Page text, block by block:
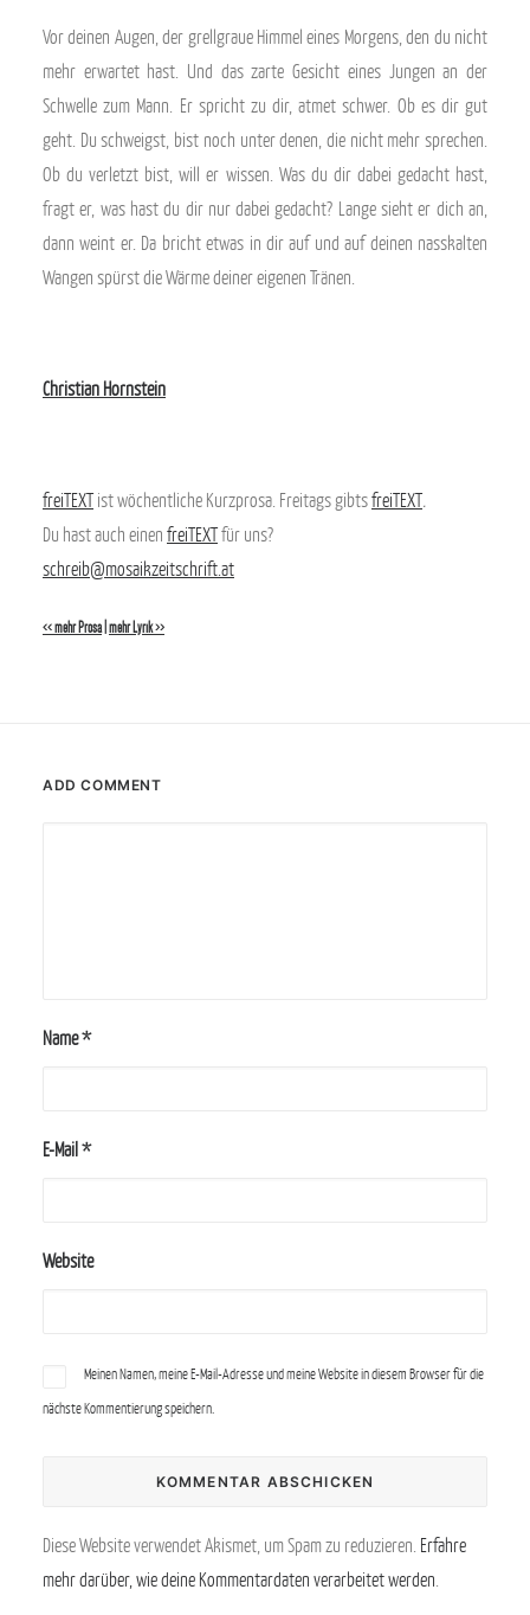
Vor deinen Augen, der grellgraue Himmel eines Morgens, den du nicht
mehr erwartet hast. Und das zarte Gesicht eines Jungen an der
Schwelle zum Mann. Er spricht zu dir, atmet schwer. Ob es dir gut
geht. Du schweigst, bist noch unter denen, die nicht mehr sprechen.
Ob du verletzt bist, will er wissen. Was du dir dabei gedacht hast,
fragt er, was hast du dir nur dabei gedacht? Lange sieht er dich an,
dann weint er. Da bricht etwas in dir auf und auf deinen nasskalten
Wangen spürst die Wärme deiner eigenen Tränen.
Christian Hornstein
freiTEXT ist wöchentliche Kurzprosa. Freitags gibtsfreiTEXT.
Du hast auch einen freiTEXTfür uns?
schreib@mosaikzeitschrift.at
<< mehr Prosa| mehr Lyrik >>
ADD COMMENT
Name*
E-Mail *
Website
Meinen Namen, meine E-Mail-Adresse und meine Website in diesem Browser für die
nächste Kommentierung speichern.
Diese Website verwendet Akismet, um Spam zu reduzieren. Erfahre
mehr darüber, wie deine Kommentardaten verarbeitet werden.